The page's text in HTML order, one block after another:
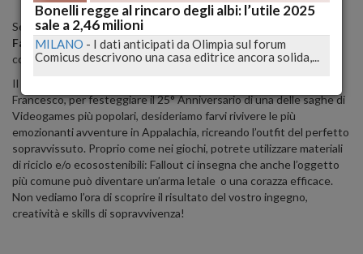
Sempre in tema di contest, i fan di Fallout potranno cimentarsi nel
Fallout Cosplay Contest, un’imperdibileiniziativa nata dalla
collaborazione tra Bethesda e Lucca Comics & Games.
Il 30 ottobre alle 16:00, sempre sul palco dell’Auditorium San
Francesco, per festeggiare il 25° Anniversario di una delle saghe di
Videogames più popolari, desideriamo farvi rivivere le più
emozionanti avventure in Appalachia, ricreando l’outfit del perfetto
sopravvissuto. Proprio come nei giochi, potrete utilizzare materiali
di riciclo e/o ecosostenibili: Fallout ci insegna che anche l’oggetto
più comune può diventare un’arma letale o una corazza efficace.
Non vediamo l’ora di scoprire il risultato del vostro ingegno,
creatività e skills di sopravvivenza!
Bonelli regge al rincaro degli albi: l’utile 2025
sale a 2,46 milioni
MILANO - I dati anticipati da Olimpia sul forum
Comicus descrivono una casa editrice ancora solida,...